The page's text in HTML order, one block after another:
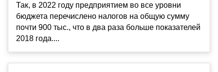
Так, в 2022 году предприятием во все уровни
бюджета перечислено налогов на общую сумму
почти 900 тыс., что в два раза больше показателей
2018 года....